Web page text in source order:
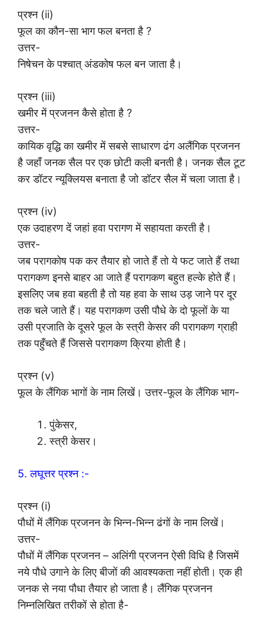
प्रश्न (ii)
फूल का कौन-सा भाग फल बनता है ?
उत्तर-
निषेचन के पश्चात् अंडकोष फल बन जाता है।
प्रश्न (iii)
खमीर में प्रजनन कैसे होता है ?
उत्तर-
कायिक वृद्धि का खमीर में सबसे साधारण ढंग अलैंगिक प्रजनन
है जहाँ जनक सैल पर एक छोटी कली बनती है। जनक सैल टूट
कर डॉटर न्यूक्लियस बनाता है जो डॉटर सैल में चला जाता है।
प्रश्न (iv)
एक उदाहरण दें जहां हवा परागण में सहायता करती है।
उत्तर-
जब परागकोष पक कर तैयार हो जाते हैं तो ये फट जाते हैं तथा
परागकण इनसे बाहर आ जाते हैं परागकण बहुत हल्के होते हैं।
इसलिए जब हवा बहती है तो यह हवा के साथ उड़ जाने पर दूर
तक चले जाते हैं। यह परागकण उसी पौधे के दो फूलों के या
उसी प्रजाति के दूसरे फूल के स्त्री केसर की परागकण ग्राही
तक पहुँचते हैं जिससे परागकण क्रिया होती है।
प्रश्न (v)
फूल के लैंगिक भागों के नाम लिखें। उत्तर-फूल के लैंगिक भाग-
पुंकेसर,
स्त्री केसर।
5. लघूत्तर प्रश्न :-
प्रश्न (i)
पौधों में लैंगिक प्रजनन के भिन्न-भिन्न ढंगों के नाम लिखें।
उत्तर-
पौधों में लैंगिक प्रजनन – अलिंगी प्रजनन ऐसी विधि है जिसमें
नये पौधे उगाने के लिए बीजों की आवश्यकता नहीं होती। एक ही
जनक से नया पौधा तैयार हो जाता है। लैंगिक प्रजनन
निम्नलिखित तरीकों से होता है-